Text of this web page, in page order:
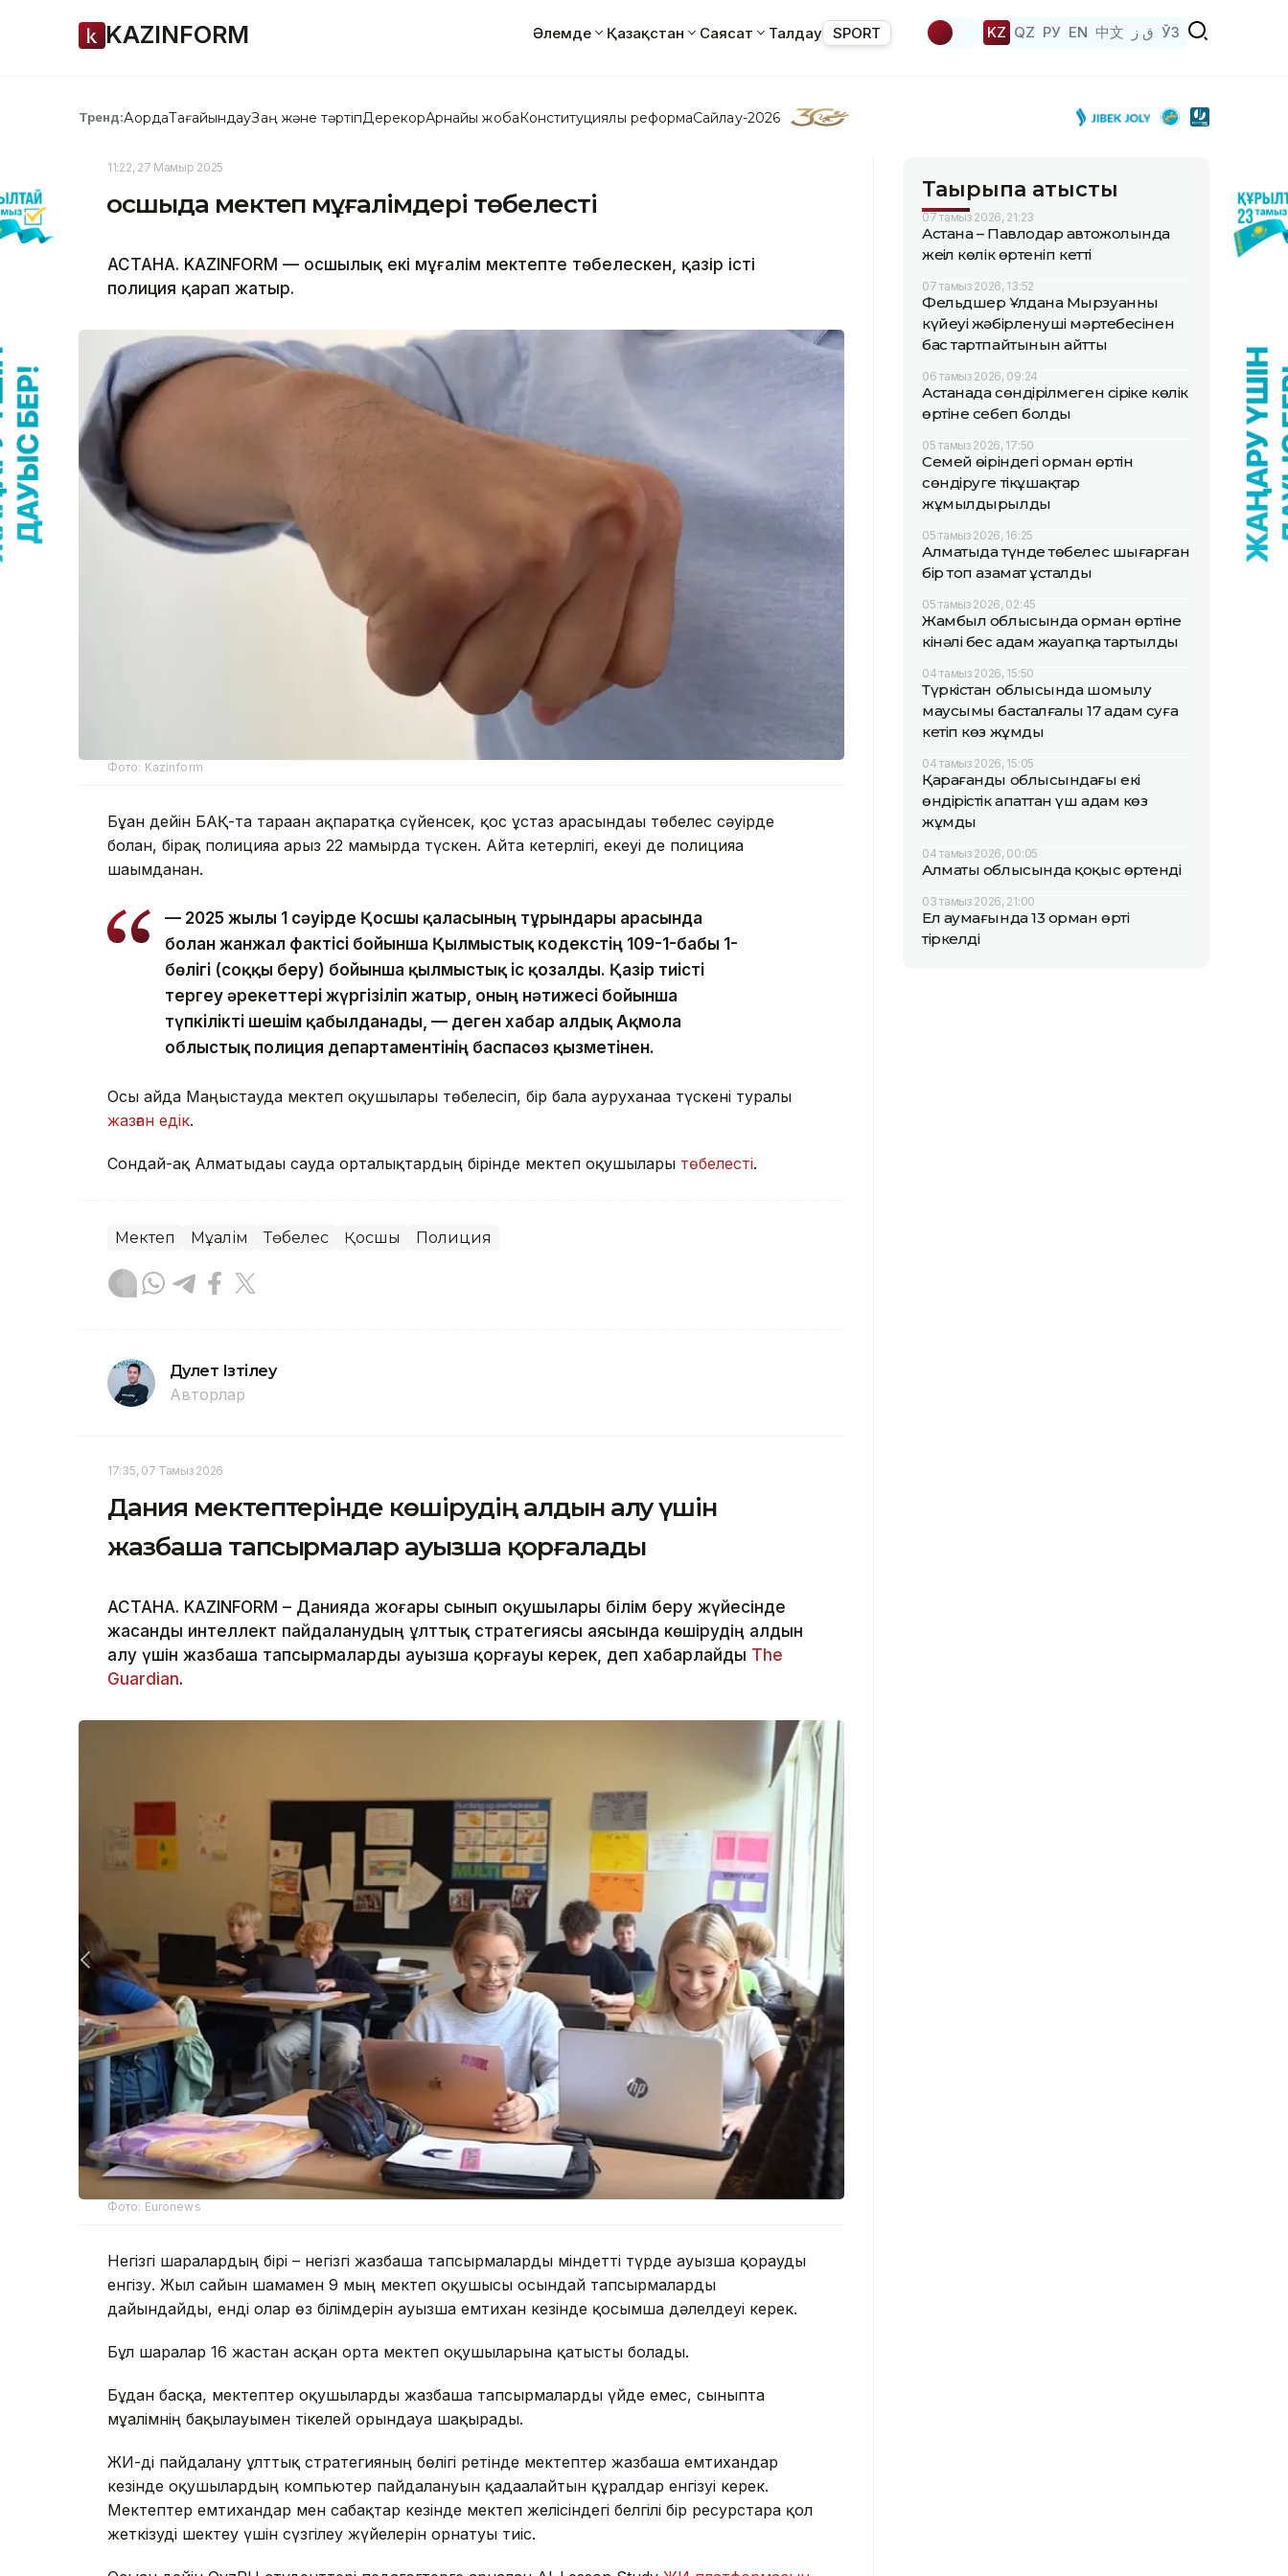
KAZINFORM Әлемде Қазақстан Саясат Талдау SPORT KZ QZ РУ EN 中文 ق ز ЎЗ
Тренд:АқордаТағайындауЗаң және тәртіпДерекқорАрнайы жобаКонституциялық реформаСайлау-2026
11:22, 27 Мамыр 2025
Қосшыда мектеп мұғалімдері төбелесті
АСТАНА. KAZINFORM — Қосшылық екі мұғалім мектепте төбелескен, қазір істі
полиция қарап жатыр.
Фото: Kazinform
Бұған дейін БАҚ-та тараған ақпаратқа сүйенсек, қос ұстаз арасындағы төбелес сәуірде
болған, бірақ полицияға арыз 22 мамырда түскен. Айта кетерлігі, екеуі де полицияға
шағымданған.
— 2025 жылғы 1 сәуірде Қосшы қаласының тұрғындары арасында
болған жанжал фактісі бойынша Қылмыстық кодекстің 109-1-бабы 1-
бөлігі (соққы беру) бойынша қылмыстық іс қозғалды. Қазір тиісті
тергеу әрекеттері жүргізіліп жатыр, оның нәтижесі бойынша
түпкілікті шешім қабылданады, — деген хабар алдық Ақмола
облыстық полиция департаментінің баспасөз қызметінен.
Осы айда Маңғыстауда мектеп оқушылары төбелесіп, бір бала ауруханаға түскені туралы
жазған едік.
Сондай-ақ Алматыдағы сауда орталықтардың бірінде мектеп оқушылары төбелесті.
Мектеп Мұғалім Төбелес Қосшы Полиция
Дәулет Ізтілеу
Авторлар
17:35, 07 Тамыз 2026
Дания мектептерінде көшірудің алдын алу үшін
жазбаша тапсырмалар ауызша қорғалады
АСТАНА. KAZINFORM – Данияда жоғары сынып оқушылары білім беру жүйесінде
жасанды интеллект пайдаланудың ұлттық стратегиясы аясында көшірудің алдын
алу үшін жазбаша тапсырмаларды ауызша қорғауы керек, деп хабарлайды The
Guardian.
Фото: Euronews
Негізгі шаралардың бірі – негізгі жазбаша тапсырмаларды міндетті түрде ауызша қорғауды
енгізу. Жыл сайын шамамен 9 мың мектеп оқушысы осындай тапсырмаларды
дайындайды, енді олар өз білімдерін ауызша емтихан кезінде қосымша дәлелдеуі керек.
Бұл шаралар 16 жастан асқан орта мектеп оқушыларына қатысты болады.
Бұдан басқа, мектептер оқушыларды жазбаша тапсырмаларды үйде емес, сыныпта
мұғалімнің бақылауымен тікелей орындауға шақырады.
ЖИ-ді пайдалану ұлттық стратегияның бөлігі ретінде мектептер жазбаша емтихандар
кезінде оқушылардың компьютер пайдалануын қадағалайтын құралдар енгізуі керек.
Мектептер емтихандар мен сабақтар кезінде мектеп желісіндегі белгілі бір ресурстарға қол
жеткізуді шектеу үшін сүзгілеу жүйелерін орнатуы тиіс.
Тақырыпқа қатысты
07 тамыз 2026, 21:23
Астана – Павлодар автожолында
жеңіл көлік өртеніп кетті
07 тамыз 2026, 13:52
Фельдшер Ұлдана Мырзуанның
күйеуі жәбірленуші мәртебесінен
бас тартпайтынын айтты
06 тамыз 2026, 09:24
Астанада сөндірілмеген сіріңке көлік
өртіне себеп болды
05 тамыз 2026, 17:50
Семей өңіріндегі орман өртін
сөндіруге тікұшақтар
жұмылдырылды
05 тамыз 2026, 16:25
Алматыда түнде төбелес шығарған
бір топ азамат ұсталды
05 тамыз 2026, 02:45
Жамбыл облысында орман өртіне
кінәлі бес адам жауапқа тартылды
04 тамыз 2026, 15:50
Түркістан облысында шомылу
маусымы басталғалы 17 адам суға
кетіп көз жұмды
04 тамыз 2026, 15:05
Қарағанды облысындағы екі
өндірістік апаттан үш адам көз
жұмды
04 тамыз 2026, 00:05
Алматы облысында қоқыс өртенді
03 тамыз 2026, 21:00
Ел аумағында 13 орман өрті
тіркелді